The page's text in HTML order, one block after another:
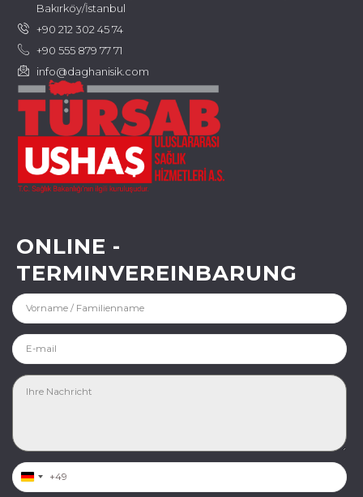
ONLINE -
TERMINVEREINBARUNG
Germany +49
Bakırköy/İstanbul
+90 212 302 45 74
+90 555 879 77 71
info@daghanisik.com